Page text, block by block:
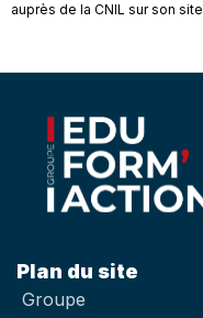
auprès de la CNIL sur son
Plan du site
Groupe